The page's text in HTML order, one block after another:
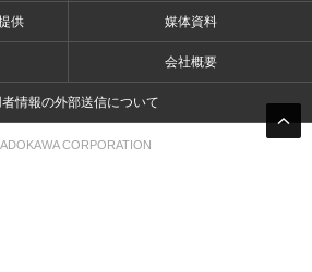
供 媒体資料
会社概要
情報の外部送信について
CORPORATION